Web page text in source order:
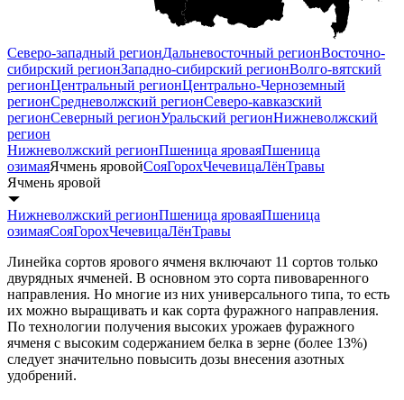
Северо-западный регионДальневосточный регионВосточно-
сибирский регионЗападно-сибирский регионВолго-вятский
регионЦентральный регионЦентрально-Черноземный
регионСредневолжский регионСеверо-кавказский
регионСеверный регионУральский регионНижневолжский
регион
Нижневолжский регионПшеница яроваяПшеница
озимаяЯчмень яровойСояГорохЧечевицаЛёнТравы
Ячмень яровой
Нижневолжский регионПшеница яроваяПшеница
озимаяСояГорохЧечевицаЛёнТравы
Линейка сортов ярового ячменя включают 11 сортов только
двурядных ячменей. В основном это сорта пивоваренного
направления. Но многие из них универсального типа, то есть
их можно выращивать и как сорта фуражного направления.
По технологии получения высоких урожаев фуражного
ячменя с высоким содержанием белка в зерне (более 13%)
следует значительно повысить дозы внесения азотных
удобрений.